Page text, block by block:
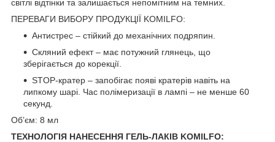
світлі відтінки та залишається непомітним на темних.
ПЕРЕВАГИ ВИБОРУ ПРОДУКЦІЇ KOMILFO:
Антистрес – стійкий до механічних подряпин.
Скляний ефект – має потужний глянець, що
зберігається до корекції.
STOP-кратер – запобігає появі кратерів навіть на
липкому шарі. Час полімеризації в лампі – не менше 60
секунд.
Об’єм: 8 мл
ТЕХНОЛОГІЯ НАНЕСЕННЯ ГЕЛЬ-ЛАКІВ KOMILFO: